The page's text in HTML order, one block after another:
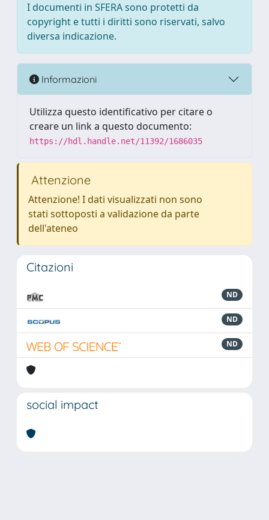
I documenti in SFERA sono protetti da
copyright e tutti i diritti sono riservati, salvo
diversa indicazione.
Informazioni
Utilizza questo identificativo per citare o
creare un link a questo documento:
https://hdl.handle.net/11392/1686035
Attenzione
Attenzione! I dati visualizzati non sono
stati sottoposti a validazione da parte
dell'ateneo
Citazioni
ND
ND
ND
social impact